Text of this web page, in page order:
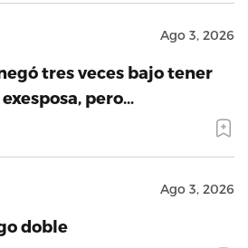
Ago 3, 2026
tres veces bajo tener
pero…
Ago 3, 2026
doble